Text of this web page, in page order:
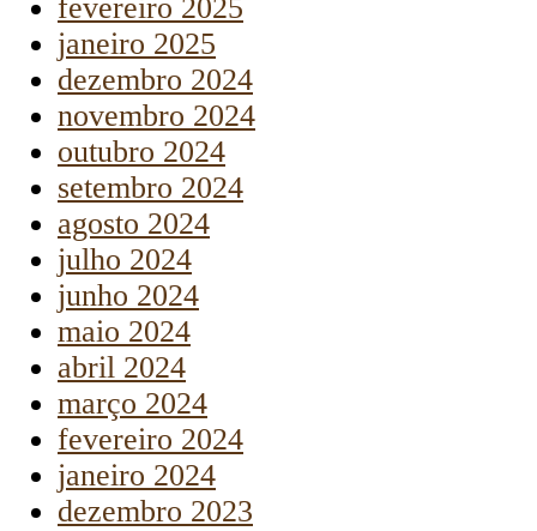
fevereiro 2025
janeiro 2025
dezembro 2024
novembro 2024
outubro 2024
setembro 2024
agosto 2024
julho 2024
junho 2024
maio 2024
abril 2024
março 2024
fevereiro 2024
janeiro 2024
dezembro 2023